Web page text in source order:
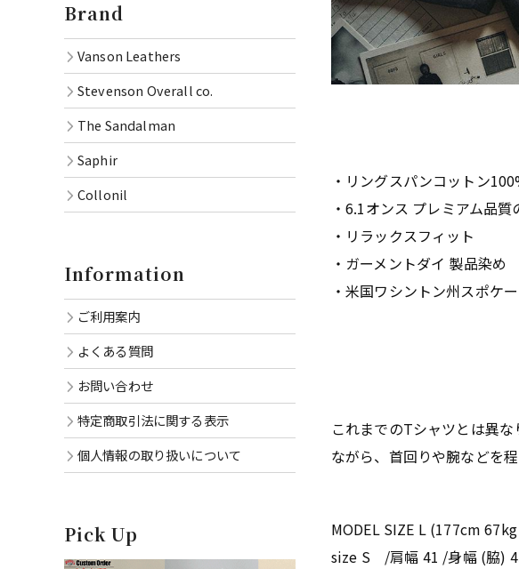
・リングスパンコットン
・6.1オンス プレミアム品質
・リラックスフィット
・ガーメントダイ 製品染め
・米国ワシントン州スポケ
これまでのTシャツとは異
ながら、首回りや腕などを
MODEL SIZE L (177cm
size S /肩幅 41 /身幅 (脇)
Brand
Vanson Leathers
Stevenson Overall co.
The Sandalman
Saphir
Collonil
Information
ご利用案内
よくある質問
お問い合わせ
特定商取引法に関する表示
個人情報の取り扱いについて
Pick Up